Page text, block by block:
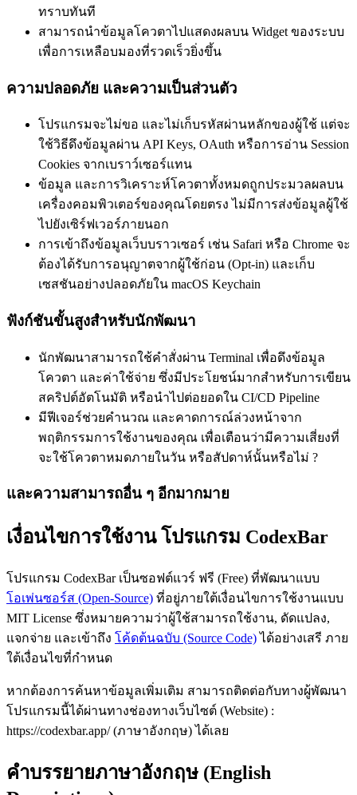
ทราบทันที
สามารถนำข้อมูลโควตาไปแสดงผลบน Widget ของระบบ
เพื่อการเหลือบมองที่รวดเร็วยิ่งขึ้น
ความปลอดภัย และความเป็นส่วนตัว
โปรแกรมจะไม่ขอ และไม่เก็บรหัสผ่านหลักของผู้ใช้ แต่จะ
ใช้วิธีดึงข้อมูลผ่าน API Keys, OAuth หรือการอ่าน Session
Cookies จากเบราว์เซอร์แทน
ข้อมูล และการวิเคราะห์โควตาทั้งหมดถูกประมวลผลบน
เครื่องคอมพิวเตอร์ของคุณโดยตรง ไม่มีการส่งข้อมูลผู้ใช้
ไปยังเซิร์ฟเวอร์ภายนอก
การเข้าถึงข้อมูลเว็บบราวเซอร์ เช่น Safari หรือ Chrome จะ
ต้องได้รับการอนุญาตจากผู้ใช้ก่อน (Opt-in) และเก็บ
เซสชันอย่างปลอดภัยใน macOS Keychain
ฟังก์ชันขั้นสูงสำหรับนักพัฒนา
นักพัฒนาสามารถใช้คำสั่งผ่าน Terminal เพื่อดึงข้อมูล
โควตา และค่าใช้จ่าย ซึ่งมีประโยชน์มากสำหรับการเขียน
สคริปต์อัตโนมัติ หรือนำไปต่อยอดใน CI/CD Pipeline
มีฟีเจอร์ช่วยคำนวณ และคาดการณ์ล่วงหน้าจาก
พฤติกรรมการใช้งานของคุณ เพื่อเตือนว่ามีความเสี่ยงที่
จะใช้โควตาหมดภายในวัน หรือสัปดาห์นั้นหรือไม่ ?
และความสามารถอื่น ๆ อีกมากมาย
เงื่อนไขการใช้งาน โปรแกรม CodexBar
โปรแกรม CodexBar เป็นซอฟต์แวร์ ฟรี (Free) ที่พัฒนาแบบ
โอเพ่นซอร์ส (Open-Source) ที่อยู่ภายใต้เงื่อนไขการใช้งานแบบ
MIT License ซึ่งหมายความว่าผู้ใช้สามารถใช้งาน, ดัดแปลง,
แจกจ่าย และเข้าถึง โค้ดต้นฉบับ (Source Code)ได้อย่างเสรี ภาย
ใต้เงื่อนไขที่กำหนด
หากต้องการค้นหาข้อมูลเพิ่มเติม สามารถติดต่อกับทางผู้พัฒนา
โปรแกรมนี้ได้ผ่านทางช่องทางเว็บไซต์ (Website) :
https://codexbar.app/ (ภาษาอังกฤษ) ได้เลย
คำบรรยายภาษาอังกฤษ (English